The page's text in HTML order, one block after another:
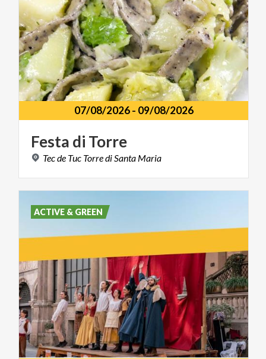
07/08/2026- 09/08/2026
Festa di Torre
Tecde Tuc TorrediSanta Maria
ACTIVE & GREEN